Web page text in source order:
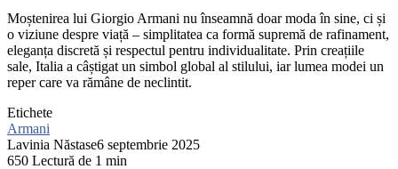
Moștenirea lui Giorgio Armani nu înseamnă doar moda în sine, ci și
o viziune despre viață – simplitatea ca formă supremă de rafinament,
eleganța discretă și respectul pentru individualitate. Prin creațiile
sale, Italia a câștigat un simbol global al stilului, iar lumea modei un
reper care va rămâne de neclintit.
Etichete
Armani
Lavinia Năstase6 septembrie 2025
650 Lectură de 1 min